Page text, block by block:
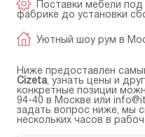
Поставки мебели
фабрике до установки
Уютный шоу рум в
Ниже предоставлен
Cizeta, узнать цены и
конкретные позиции
94-40 в Москве или
задать вопрос ниже, мы
нескольких часов в